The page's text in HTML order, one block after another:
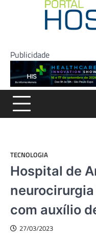
Publicidade
TECNOLOGIA
Hospital de
com auxílio
27/03/2023